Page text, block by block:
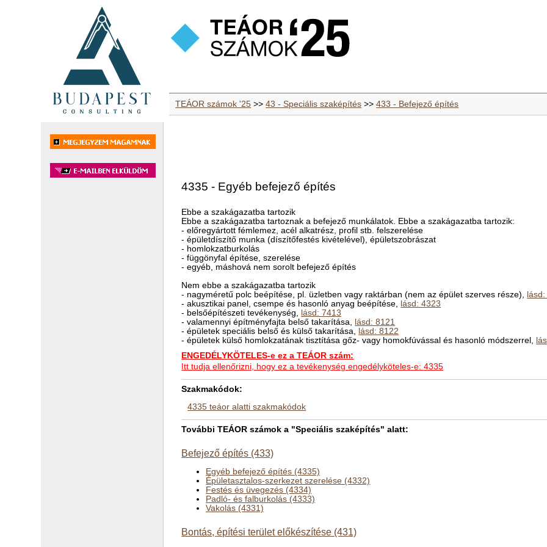
TEÁOR számok '25 >>43 - Speciális szaképítés >>433 - Befejező építés
4335 - Egyéb befejező építés
Ebbe a szakágazatba tartozik
Ebbe a szakágazatba tartoznak a befejező munkálatok. Ebbe a szakágazatba tartozik:
- előregyártott fémlemez, acél alkatrész, profil stb. felszerelése
- épületdíszítő munka (díszítőfestés kivételével), épületszobrászat
- homlokzatburkolás
- függönyfal építése, szerelése
- egyéb, máshová nem sorolt befejező építés
Nem ebbe a szakágazatba tartozik
- nagyméretű polc beépítése, pl. üzletben vagy raktárban (nem az épület szerves része),
- akusztikai panel, csempe és hasonló anyag beépítése, lásd: 4323
- belsőépítészeti tevékenység, lásd: 7413
- valamennyi építményfajta belső takarítása, lásd: 8121
- épületek speciális belső és külső takarítása, lásd: 8122
- épületek külső homlokzatának tisztítása gőz- vagy homokfúvással és hasonló módszerrel,
ENGEDÉLYKÖTELES-e ez a TEÁOR szám:
Itt tudja ellenőrizni, hogy ez a tevékenység engedélyköteles-e: 4335
Szakmakódok:
4335 teáor alatti szakmakódok
További TEÁOR számok a "Speciális szaképítés" alatt:
Befejező építés (433)
Egyéb befejező építés (4335)
Épületasztalos-szerkezet szerelése (4332)
Festés és üvegezés (4334)
Padló- és falburkolás (4333)
Vakolás (4331)
Bontás, építési terület előkészítése (431)